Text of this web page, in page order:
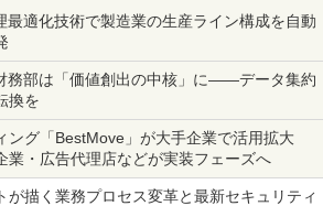
最適化技術で製造業の生産ライン構成を自動
務部は「価値創出の中核」に――データ集約
換を
ング「BestMove」が大手企業で活用拡大
業・広告代理店などが実装フェーズへ
が描く業務プロセス変革と最新セキュリティ